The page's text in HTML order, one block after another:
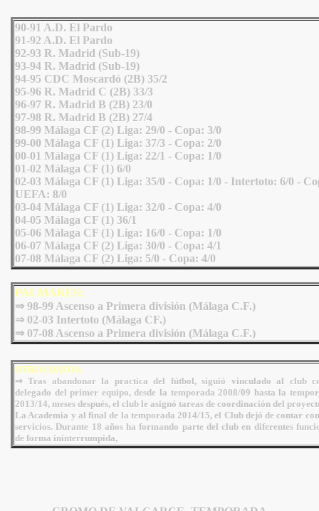
90-91 A.D. El Pardo
91-92 A.D. El Pardo
92-93 R. Madrid (Sub-19)
93-94 R. Madrid (Sub-19)
94-95 CDC Moscardó (2B) 35/2
95-96 R. Madrid C (2B) 33/3
96-97 R. Madrid B (2B) 23/0
97-98 R. Madrid B (2B) 27/4
98-99 Málaga CF (2) Liga: 29/0 - Copa: 3/0
99-00 Málaga CF (1) Liga: 37/3 - Copa: 2/0
00-01 Málaga CF (1) Liga: 22/1 - Copa: 1/0
01-02 Málaga CF (1) 6/0
02-03 Málaga CF (1) Liga: 35/0 - Copa: 1/0 - Intertoto: 6/0 -
UEFA: 8/0
03-04 Málaga CF (1) Liga: 32/0 - Copa: 4/0
04-05 Málaga CF (1) 36/1
05-06 Málaga CF (1) Liga: 16/0 - Copa: 1/0
06-07 Málaga CF (2) Liga: 30/0 - Copa: 4/1
07-08 Málaga CF (2) Liga: 5/0 - Copa: 4/0
PALMARÉS:
⇒ 98-99 Ascenso a Primera división (Málaga C.F.)
⇒ 02-03 Intertoto (Málaga CF.)
⇒ 07-08 Ascenso a Primera división (Málaga C.F.)
OTROS DATOS:
⇒ Tras abandonar la practica del fútbol, siguió vinculado al club
delegado del primer equipo, desde la temporada 2008/09 hasta la
2013/14, meses después, el club le asignó tareas de coordinación del
La Academia y al final de la temporada 2014/15, el Club dejó de contar
servicios. Durante 18 años ha formando parte del club en diferentes
de forma ininterrumpida,